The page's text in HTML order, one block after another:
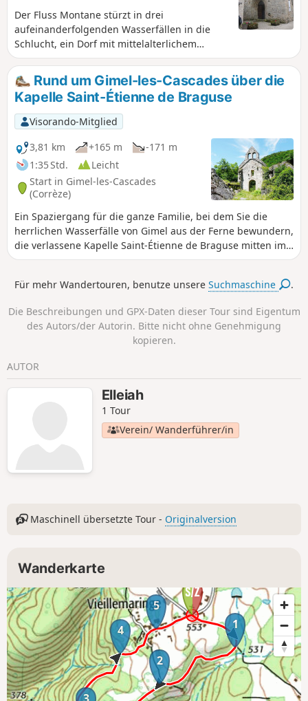
Der Fluss Montane stürzt in drei
aufeinanderfolgenden Wasserfällen in die
Schlucht, ein Dorf mit mittelalterlichem
Charakter. Auf dieser Route durch das
wunderschöne, tief eingeschnittene Tal
können Sie auch die Ruinen der Kirche Saint-
Étienne-de-Braguse, die Stätte La Gour mit
dem vierten Wasserfall und die Ruinen der
Mühle entdecken. Die Wanderung führt
weiter zu kleinen Wasserfällen und der alten
Mautbrücke. Diese Route führt nicht direkt zu
den drei Wasserfällen, deren Zugang
kostenpflichtig ist!
Rund um Gimel-les-Cascades über die
Kapelle Saint-Étienne de Braguse
Visorando-Mitglied
3,81 km
+165 m
-171 m
1:35 Std.
Leicht
Start in Gimel-les-Cascades
(Corrèze)
Ein Spaziergang für die ganze Familie, bei dem Sie die
herrlichen Wasserfälle von Gimel aus der Ferne bewundern,
die verlassene Kapelle Saint-Étienne de Braguse mitten im
Wald besuchen und das Dorf Gimel mit seiner Kirche
Für mehr Wandertouren, benutze unsereSuchmaschine .
Die Beschreibungen und GPX-Daten dieser Tour sind Eigentum
des Autors/der Autorin. Bitte nicht ohne Genehmigung
kopieren.
AUTOR
Elleiah
1 Tour
Verein/ Wanderführer/in
Maschinell übersetzte Tour - Originalversion
Wanderkarte
1
2
4
5